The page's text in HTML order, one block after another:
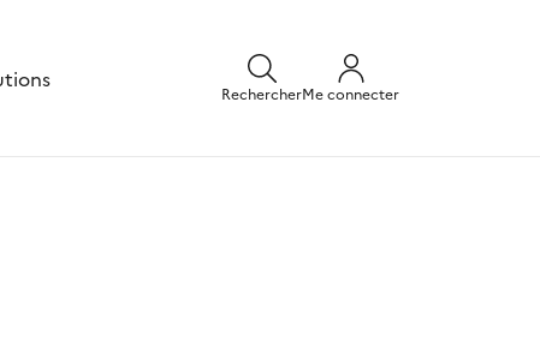
RechercherMe connecter